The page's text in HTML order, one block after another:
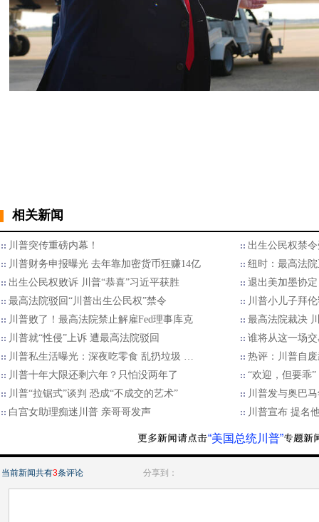
相关新闻
川普突传重磅内幕！
出生公民权禁
川普财务申报曝光 去年靠加密货币狂赚14亿
纽时：最高法
出生公民权败诉 川普“恭喜”习近平获胜
退出美加墨协
最高法院驳回“川普出生公民权”禁令
川普小儿子拜
川普败了！最高法院禁止解雇Fed理事库克
最高法院裁决
川普就“性侵”上诉 遭最高法院驳回
谁将从这一场
川普私生活曝光：深夜吃零食 乱扔垃圾 …
热评：川普自
川普十年大限还剩六年？只怕没两年了
“欢迎，但要乖
川普“拉锯式”谈判 恐成“不成交的艺术”
川普发与奥巴
白宫女助理痴迷川普 亲哥哥发声
川普宣布 提名
“美国总统川普”
当前新闻共有3条评论 分享到：